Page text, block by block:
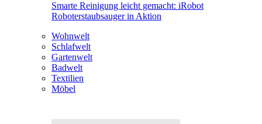
Smarte Reinigung leicht gemacht: iRobot
Roboterstaubsauger in Aktion
Wohnwelt
Schlafwelt
Gartenwelt
Badwelt
Textilien
Möbel